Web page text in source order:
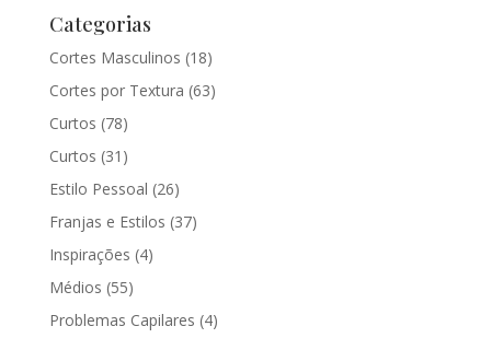
Categorias
Cortes Masculinos (18)
Cortes por Textura (63)
Curtos (78)
Curtos (31)
Estilo Pessoal (26)
Franjas e Estilos (37)
Inspirações (4)
Médios (55)
Problemas Capilares (4)